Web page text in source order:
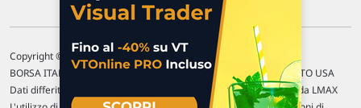
Copyright © 1996-2026 Traderlink Italia s.r.l.
BORSA ITALIANA Quotazioni di borsa differite di 15 min. / MERCATO USA
Dati differiti di 15 min. (fonte Intrinio) / FOREX Quotazioni fornite da LMAX